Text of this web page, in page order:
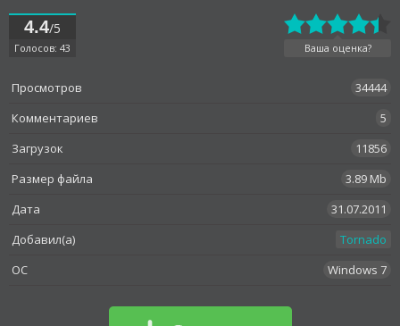
4.4/5
Голосов: 43 Ваша оценка?
Просмотров
34444
Комментариев
5
Загрузок
11856
Размер файла
3.89 Mb
Дата
31.07.2011
Добавил(а)
Tornado
OC
Windows 7